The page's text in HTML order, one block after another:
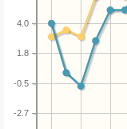
-2.7
-0.5
1.8
4.0